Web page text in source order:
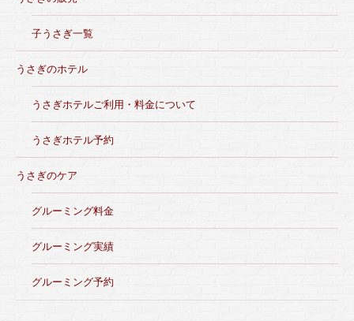
子うさぎ一覧
うさぎのホテル
うさぎホテルご利用・料金について
うさぎホテル予約
うさぎのケア
グルーミング料金
グルーミング実績
グルーミング予約